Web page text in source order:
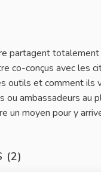
partagent
co-conçus avec les
outils et comment ils
ou ambassadeurs
un moyen pour y
(2)